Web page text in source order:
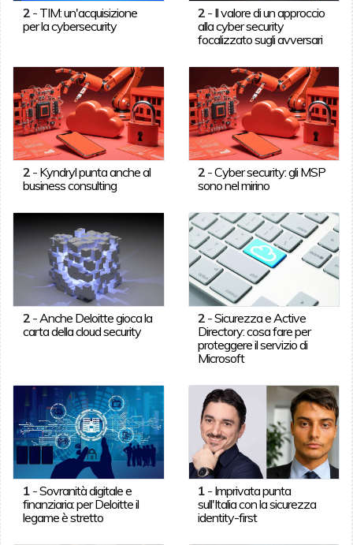
2- TIM: un'acquisizione
per la cybersecurity
2 - Il valore di un approccio
alla cyber security
focalizzato sugli avversari
2- Kyndryl punta anche al
business consulting
2 -Cyber security: gli MSP
sono nel mirino
2- Anche Deloitte gioca la
carta della cloud security
2 -Sicurezza e Active
Directory: cosa fare per
proteggere il servizio di
Microsoft
1-Sovranità digitale e
finanziaria: per Deloitte il
legame è stretto
1 - Imprivata punta
sull'Italia con la sicurezza
identity-first